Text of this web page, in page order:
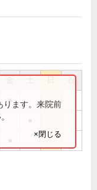
祝
●
ります。来院前
×閉じる